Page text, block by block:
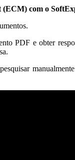
(ECM) com o
PDF e obter